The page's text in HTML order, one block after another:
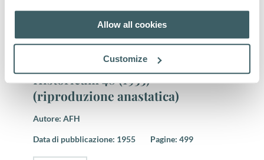
Allow all cookies
Customize
Archivum Franciscanum
Historicum 48 (1955)
(riproduzione anastatica)
Autore: AFH
Data di pubblicazione: 1955 Pagine: 499